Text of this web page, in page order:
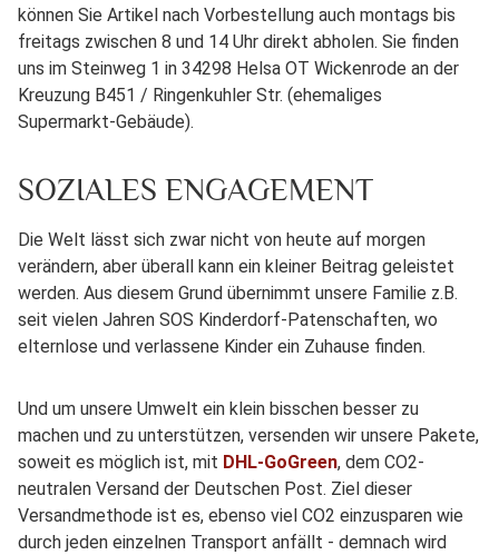
können Sie Artikel nach Vorbestellung auch montags bis
freitags zwischen 8 und 14 Uhr direkt abholen. Sie finden
uns im Steinweg 1 in 34298 Helsa OT Wickenrode an der
Kreuzung B451 / Ringenkuhler Str. (ehemaliges
Supermarkt-Gebäude).
SOZIALES ENGAGEMENT
Die Welt lässt sich zwar nicht von heute auf morgen
verändern, aber überall kann ein kleiner Beitrag geleistet
werden. Aus diesem Grund übernimmt unsere Familie z.B.
seit vielen Jahren SOS Kinderdorf-Patenschaften, wo
elternlose und verlassene Kinder ein Zuhause finden.
Und um unsere Umwelt ein klein bisschen besser zu
machen und zu unterstützen, versenden wir unsere Pakete,
soweit es möglich ist, mit DHL-GoGreen, dem CO2-
neutralen Versand der Deutschen Post. Ziel dieser
Versandmethode ist es, ebenso viel CO2 einzusparen wie
durch jeden einzelnen Transport anfällt - demnach wird